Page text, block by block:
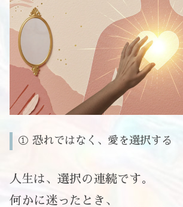
① 恐れではなく、愛を選択する
人生は、選択の連続です。
何かに迷ったとき、